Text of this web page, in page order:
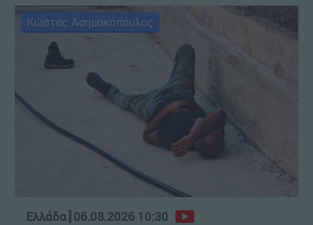
Κώστας Ασημακόπουλος
Ελλάδα┋06.08.2026 10:30